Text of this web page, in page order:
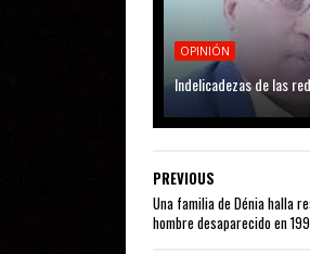
OPINIÓN
Indelicadezas de las
PREVIOUS
Una familia de Dénia halla
hombre desaparecido en